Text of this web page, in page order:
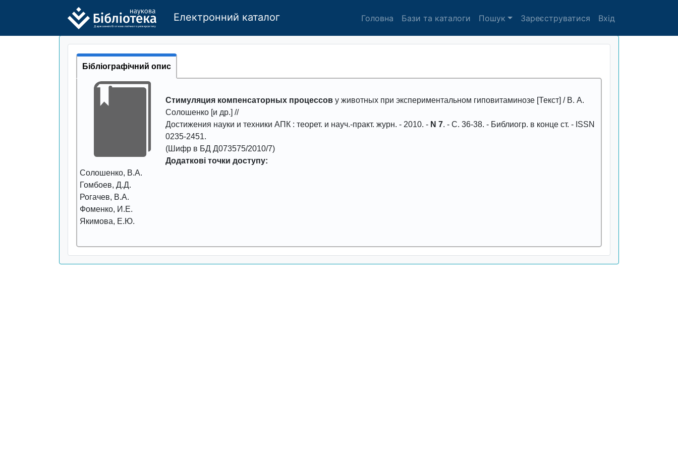
Державного бі отехно логічно го універси тету
Електронний каталог Головна Бази та каталоги Пошук Зареєструватися Вхід
Бібліографічний опис
Стимуляция компенсаторных процессов у животных при экспериментальном гиповитаминозе [Текст] / В. А.
Солошенко [и др.] //
Достижения науки и техники АПК : теорет. и науч.-практ. журн. - 2010. - N 7. - С. 36-38. - Библиогр. в конце ст. - ISSN
0235-2451.
(Шифр в БД Д073575/2010/7)
Додаткові точки доступу:
Солошенко, В.А.
Гомбоев, Д.Д.
Рогачев, В.А.
Фоменко, И.Е.
Якимова, Е.Ю.